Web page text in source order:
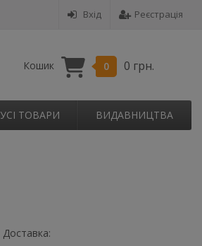
Вхід Реєстрація
Кошик 0 0 грн.
УСІ ТОВАРИ ВИДАВНИЦТВА
Доставка: